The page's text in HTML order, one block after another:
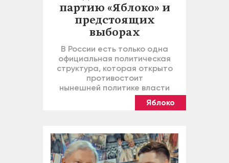
партию «Яблоко» и
предстоящих
выборах
В России есть только одна
официальная политическая
структура, которая открыто
противостоит
нынешней политике власти
Яблоко